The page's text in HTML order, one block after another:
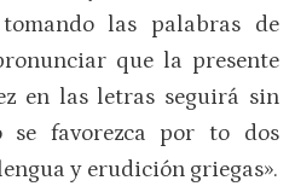
las palabras de
que la presente
en las letras seguirá sin
se favorezca por to dos
y erudición griegas».